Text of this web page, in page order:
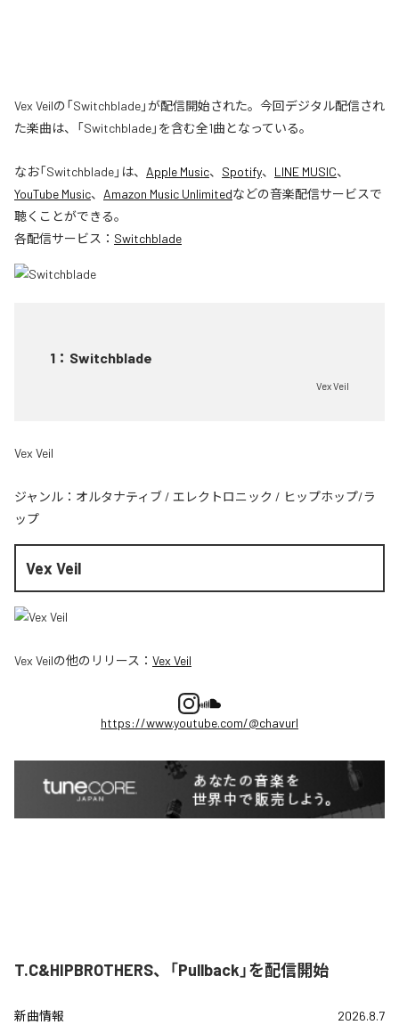
Vex Veilの「Switchblade」が配信開始された。今回デジタル配信され
た楽曲は、「Switchblade」を含む全1曲となっている。
なお「Switchblade」は、 Apple Music、 Spotify、 LINE MUSIC、
YouTube Music、 Amazon Music Unlimitedなどの音楽配信サービスで
聴くことができる。
各配信サービス： Switchblade
1 ： Switchblade
Vex Veil
Vex Veil
ジャンル： オルタナティブ / エレクトロニック / ヒップホップ/ラ
ップ
Vex Veil
Vex Veilの他のリリース： Vex Veil
https://www.youtube.com/@chavurl
T.C&HIPBROTHERS、「Pullback」を配信開始
新曲情報 2026.8.7